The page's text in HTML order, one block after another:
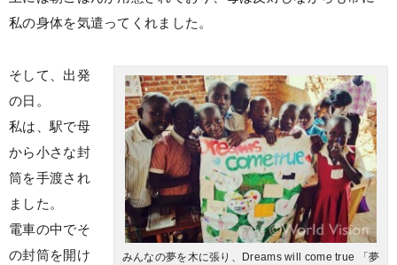
私の身体を気遣ってくれました。
みんなの夢を木に張り、Dreams will come true 「夢
そして、出発
の日。
私は、駅で母
から小さな封
筒を手渡され
ました。
電車の中でそ
の封筒を開け